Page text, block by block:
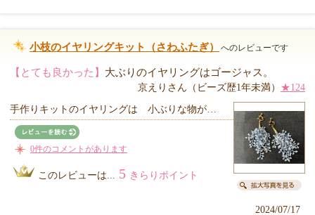
小枝のイヤリングキット（さわふたぎ） へのレビューです
【とても良かった】 大ぶりのイヤリングはゴージャス。
京えりさん（ビーズ歴1年未満） ★124
手作りキットのイヤリングは 小ぶりな物が…
0件のコメントがあります
このレビューは... 5 きらりポイント
2024/07/17